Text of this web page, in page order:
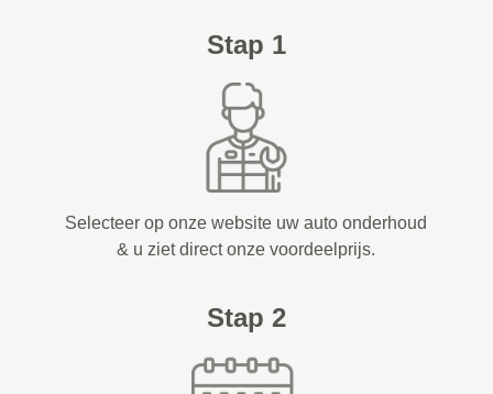
Stap 1
Selecteer op onze website uw auto onderhoud
& u ziet direct onze voordeelprijs.
Stap 2